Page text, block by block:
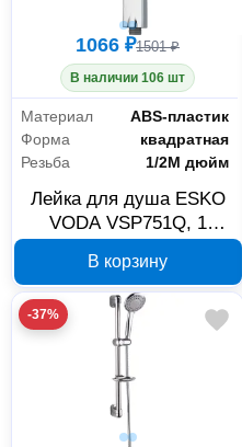
1066 ₽1501 ₽
В наличии 106 шт
Материал
ABS-пластик
Форма
квадратная
Резьба
1/2M дюйм
Лейка для душа ESKO
VODA VSP751Q, 1
В корзину
-37%